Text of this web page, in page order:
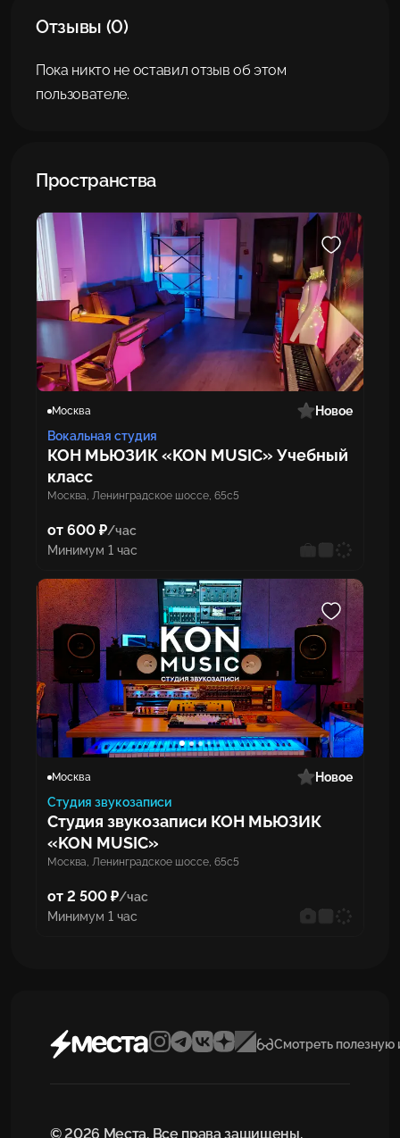
Отзывы (0)
Пока никто не оставил отзыв об этом
пользователе.
Пространства
Москва
Новое
Вокальная студия
КОН МЬЮЗИК «KON MUSIC» Учебный
класс
Москва, Ленинградское шоссе, 65с5
от 600 ₽/час
Минимум 1 час
Москва
Новое
Студия звукозаписи
Студия звукозаписи КОН МЬЮЗИК
«KON MUSIC»
Москва, Ленинградское шоссе, 65с5
от 2 500 ₽/час
Минимум 1 час
Смотреть
© 2026 Места. Все права защищены.